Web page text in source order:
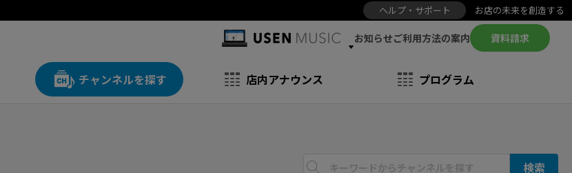
ヘルプ・サポート お店の未来を創造する
お知らせご利用方法の案内 資料請求
チャンネルを探す 店内アナウンス プログラム
検索